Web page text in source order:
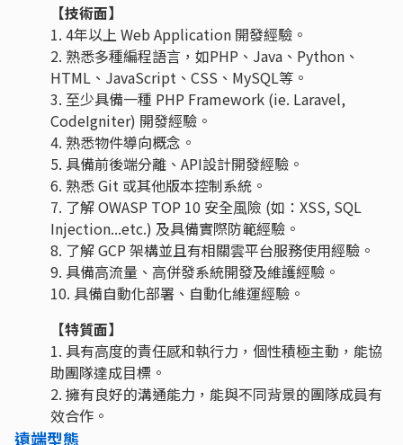
【技術面】
1. 4年以上 Web Application 開發經驗。
2. 熟悉多種編程語⾔，如PHP、Java、Python、
HTML、JavaScript、CSS、MySQL等。
3. ⾄少具備⼀種 PHP Framework (ie. Laravel,
CodeIgniter) 開發經驗。
4. 熟悉物件導向概念。
5. 具備前後端分離、API設計開發經驗。
6. 熟悉 Git 或其他版本控制系統。
7. 了解 OWASP TOP 10 安全⾵險 (如：XSS, SQL
Injection...etc.) 及具備實際防範經驗。
8. 了解 GCP 架構並且有相關雲平台服務使⽤經驗。
9. 具備⾼流量、⾼併發系統開發及維護經驗。
10. 具備⾃動化部署、⾃動化維運經驗。
【特質面】
1. 具有⾼度的責任感和執⾏⼒，個性積極主動，能協
助團隊達成⽬標。
2. 擁有良好的溝通能⼒，能與不同背景的團隊成員有
效合作。
遠端型態